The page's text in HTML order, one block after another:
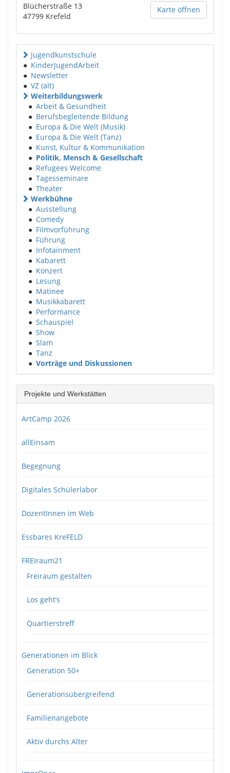
Karte öffnen
Blücherstraße 13
47799 Krefeld
Jugendkunstschule
● KinderJugendArbeit
● Newsletter
● VZ (alt)
Weiterbildungswerk
● Arbeit & Gesundheit
● Berufsbegleitende Bildung
● Europa & Die Welt (Musik)
● Europa & Die Welt (Tanz)
● Kunst, Kultur & Kommunikation
● Politik, Mensch & Gesellschaft
● Refugees Welcome
● Tagesseminare
● Theater
Werkbühne
● Ausstellung
● Comedy
● Filmvorführung
● Führung
● Infotainment
● Kabarett
● Konzert
● Lesung
● Matinee
● Musikkabarett
● Performance
● Schauspiel
● Show
● Slam
● Tanz
● Vorträge und Diskussionen
Projekte und Werkstätten
ArtCamp 2026
allEinsam
Begegnung
Digitales Schülerlabor
DozentInnen im Web
Essbares KreFELD
FREIraum21
Freiraum gestalten
Los geht’s
Quartierstreff
Generationen im Blick
Generation 50+
Generationsübergreifend
Familienangebote
Aktiv durchs Alter